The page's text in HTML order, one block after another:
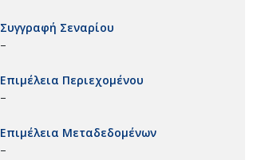
Συγγραφή Σεναρίου
–
Επιμέλεια Περιεχομένου
–
Επιμέλεια Μεταδεδομένων
–